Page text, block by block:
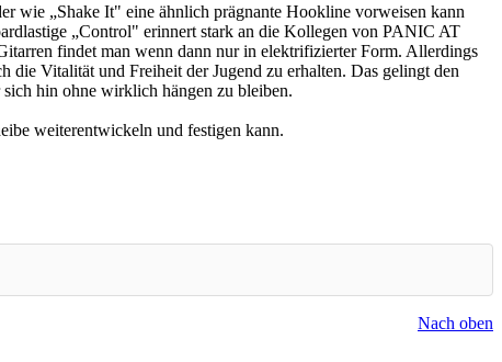
wie „Shake It" eine ähnlich prägnante Hookline vorweisen kann
„Control" erinnert stark an die Kollegen von PANIC AT
findet man wenn dann nur in elektrifizierter Form. Allerdings
die Vitalität und Freiheit der Jugend zu erhalten. Das gelingt den
hin ohne wirklich hängen zu bleiben.
weiterentwickeln und festigen kann.
Nach oben